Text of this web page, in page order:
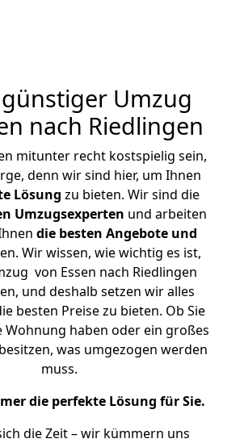
Umzug
nach Riedlingen
mitunter recht kostspielig sein,
denn wir sind hier, um Ihnen
Lösung zu bieten. Wir sind die
Umzugsexperten und arbeiten
die besten Angebote und
Wir wissen, wie wichtig es ist,
von Essen nach Riedlingen
und deshalb setzen wir alles
besten Preise zu bieten. Ob Sie
Wohnung haben oder ein großes
was umgezogen werden
muss.
die perfekte Lösung für Sie.
die Zeit – wir kümmern uns